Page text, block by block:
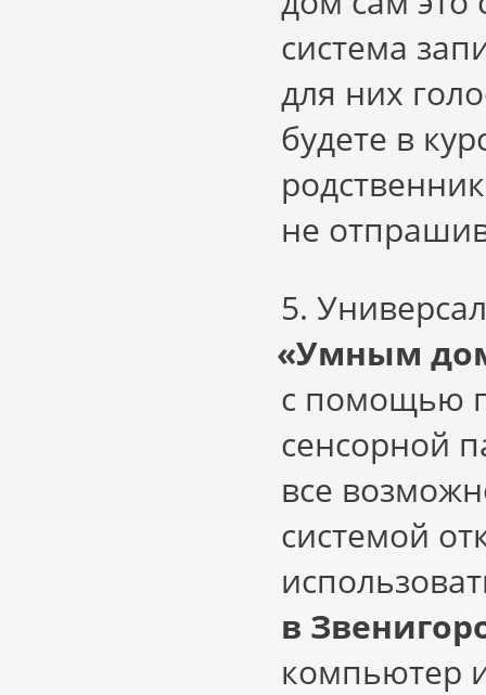
система
для них
будете в
не
5.
«Умным
с помощью
сенсорной
все
системой
в
компьютер